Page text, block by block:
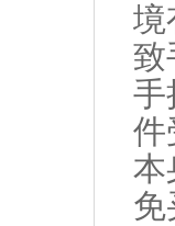
境
致
手
件
本
免